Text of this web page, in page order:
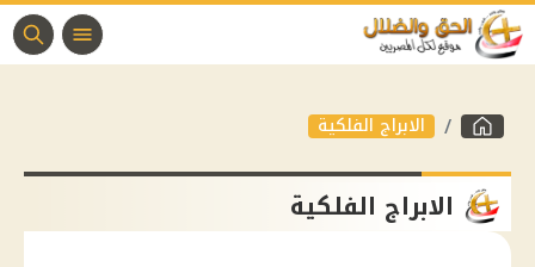
الابراج الفلكية
الابراج الفلكية